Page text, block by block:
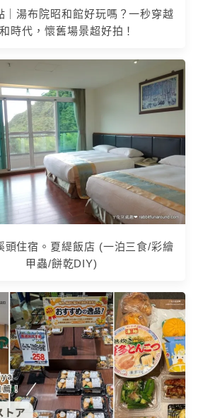
｜湯布院昭和館好玩嗎？一秒穿越
時代，懷舊場景超好拍！
頭住宿。夏緹飯店 (一泊三食/彩繪
甲蟲/餅乾DIY)